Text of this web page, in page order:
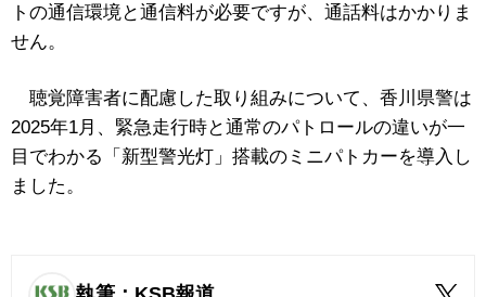
トの通信環境と通信料が必要ですが、通話料はかかりま
せん。
聴覚障害者に配慮した取り組みについて、香川県警は
2025年1月、緊急走行時と通常のパトロールの違いが一
目でわかる「新型警光灯」搭載のミニパトカーを導入し
ました。